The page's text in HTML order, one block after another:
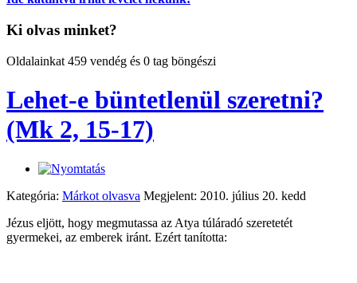
Ki olvas minket?
Oldalainkat 459 vendég és 0 tag böngészi
Lehet-e büntetlenül szeretni?
(Mk 2, 15-17)
Kategória: Márkot olvasva Megjelent: 2010. július 20. kedd
Jézus eljött, hogy megmutassa az Atya túláradó szeretetét
gyermekei, az emberek iránt. Ezért tanította: